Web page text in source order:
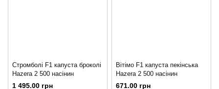
Стромболі F1 капуста броколі
Hazera 2 500 насінин
1 495.00 грн
Вітімо F1 капуста пекінська
Hazera 2 500 насінин
671.00 грн